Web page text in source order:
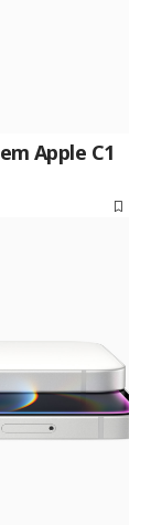
Apple C1